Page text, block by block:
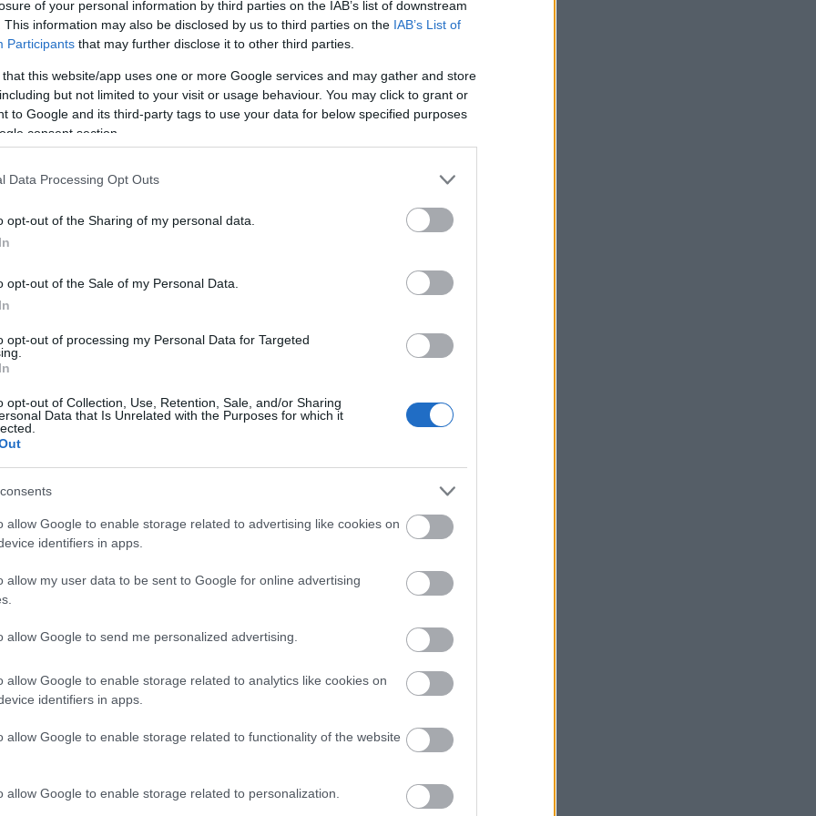
of your personal information by third parties on the IAB’s list of downstream
This information may also be disclosed by us to third parties on the IAB’s List of
Participants that may further disclose it to other third parties.
that this website/app uses one or more Google services and may gather and store
but not limited to your visit or usage behaviour. You may click to grant or
to Google and its third-party tags to use your data for below specified purposes
consent section.
Data Processing Opt Outs
opt-out of the Sharing of my personal data.
opt-out of the Sale of my Personal Data.
opt-out of processing my Personal Data for Targeted
opt-out of Collection, Use, Retention, Sale, and/or Sharing
Data that Is Unrelated with the Purposes for which it
allow Google to enable storage related to advertising like cookies on
identifiers in apps.
allow my user data to be sent to Google for online advertising
allow Google to send me personalized advertising.
allow Google to enable storage related to analytics like cookies on
identifiers in apps.
allow Google to enable storage related to functionality of the website
allow Google to enable storage related to personalization.
να μεταβεί στο Λονδίνο ή αλλού,
το Χονγκ Κονγκ ή η Σιγκαπούρη,
ενάντια στη Shein
όφελος για την «ζορισμένη»
από τα χειρότερα χρόνια για τις IPO
1 δισ. δολάρια συγκεντρώθηκαν στη
επίπεδο εδώ και δεκαετίες,
το Bloomberg.
έπληξαν σαουδαραβικό διυλιστήριο
στην ακτή της Ερυθράς Θάλασσας
ταχύτερα από άλλες ηπείρους
10:28 ΠΑΣΟΚ: Η «Εστία» ανάλωσε τη μισή
ύλη της για να μην πει απολύτως
φαντασιόπληκτο ρεπορτάζ της
Ιράν: Η Τεχεράνη θέτει όρους για
Στενών του Ορμούζ
τουρισμός
χρυσή ευκαιρία μελέτης για ειδικούς
επιστήμονες
ζήτημα των πινακίδων κυκλοφορίας
Γερμανία: Επεκτείνεται η έρευνα για
την ασφάλεια από τα drones μετά το
περιστατικό σε αεροδρόμιο
Βρετανικής Κολομβίας εξαιτίας των
πυρκαγιών
ΗΠΑ: Ο καρκίνος του Τζο Μπάιντεν έχει
εξαπλωθεί δηλώνει ο γιος του
08:41
Κέρκυρα: Οι top παραλίες που πρέπει
να επισκεφθείτε
«Moneymaxxing»: Δεν είναι απλά
trend αλλά τρόπος ζωής